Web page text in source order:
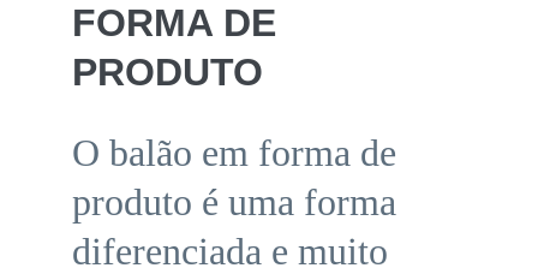
O balão em forma de
produto é uma forma
diferenciada e muito
FORMA DE
PRODUTO